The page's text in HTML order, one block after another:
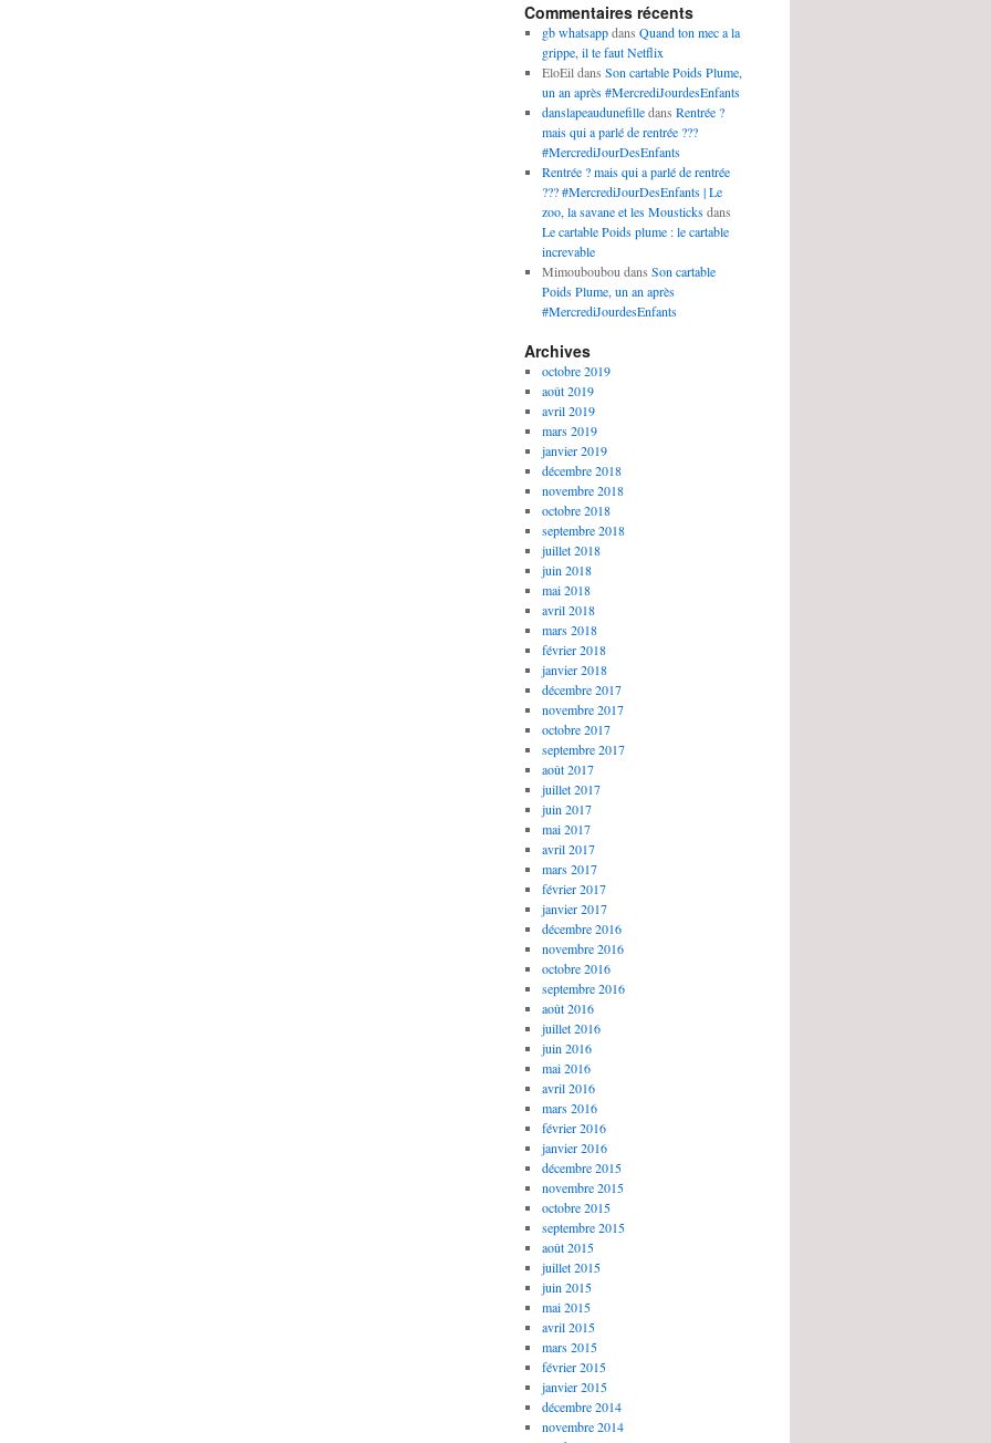
Commentaires récents
gb whatsappdans Quand ton mec a la
grippe, il te faut Netflix
EloEildans Son cartable Poids Plume,
un an après #MercrediJourdesEnfants
danslapeaudunefilledans Rentrée ?
mais qui a parlé de rentrée ???
#MercrediJourDesEnfants
Rentrée ? mais qui a parlé de rentrée
??? #MercrediJourDesEnfants | Le
zoo, la savane et les Mousticksdans
Le cartable Poids plume : le cartable
increvable
Mimoubouboudans Son cartable
Poids Plume, un an après
#MercrediJourdesEnfants
Archives
octobre 2019
août 2019
avril 2019
mars 2019
janvier 2019
décembre 2018
novembre 2018
octobre 2018
septembre 2018
juillet 2018
juin 2018
mai 2018
avril 2018
mars 2018
février 2018
janvier 2018
décembre 2017
novembre 2017
octobre 2017
septembre 2017
août 2017
juillet 2017
juin 2017
mai 2017
avril 2017
mars 2017
février 2017
janvier 2017
décembre 2016
novembre 2016
octobre 2016
septembre 2016
août 2016
juillet 2016
juin 2016
mai 2016
avril 2016
mars 2016
février 2016
janvier 2016
décembre 2015
novembre 2015
octobre 2015
septembre 2015
août 2015
juillet 2015
juin 2015
mai 2015
avril 2015
mars 2015
février 2015
janvier 2015
décembre 2014
novembre 2014